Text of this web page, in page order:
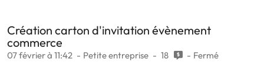
Création carton d'invitation évènement
commerce
07 février à 11:42 Petite entreprise 18 Fermé